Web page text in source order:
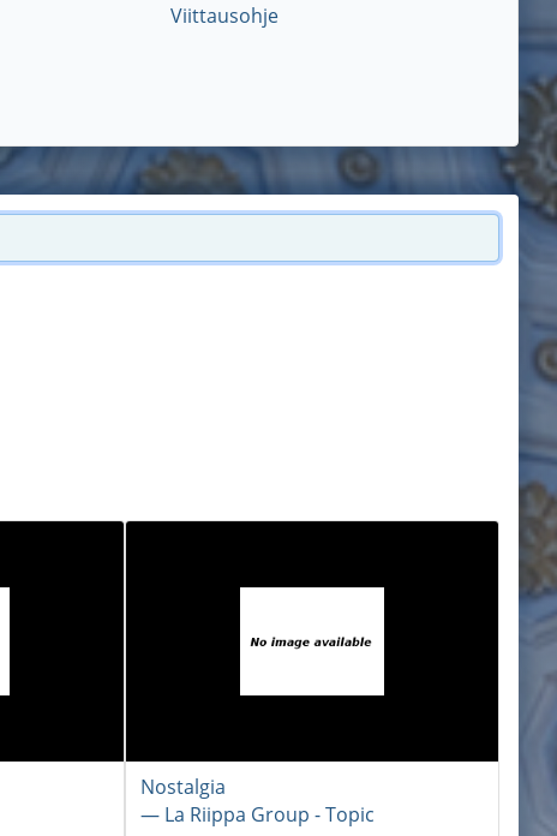
Viittausohje
Nostalgia
― La Riippa Group - Topic